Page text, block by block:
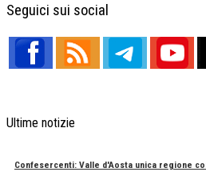
Seguici sui social
Ultime notizie
Confesercenti: Valle d'Aosta unica regione